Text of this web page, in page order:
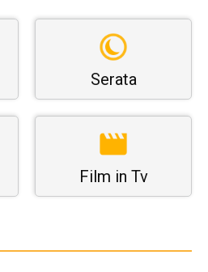
Serata
Film in Tv